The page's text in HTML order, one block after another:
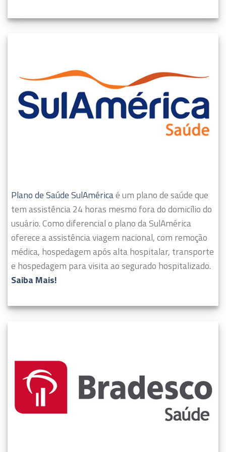
Plano de Saúde SulAméricaé um plano de saúde que
tem assistência 24 horas mesmo fora do domicílio do
usuário.Como diferencial o plano da SulAmérica
oferece a assistência viagem nacional, com remoção
médica, hospedagem após alta hospitalar, transporte
e hospedagem para visita ao segurado hospitalizado.
Saiba Mais!